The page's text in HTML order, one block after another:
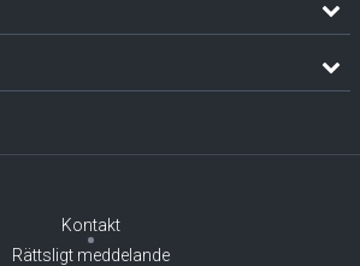
Kontakt
Rättsligt meddelande